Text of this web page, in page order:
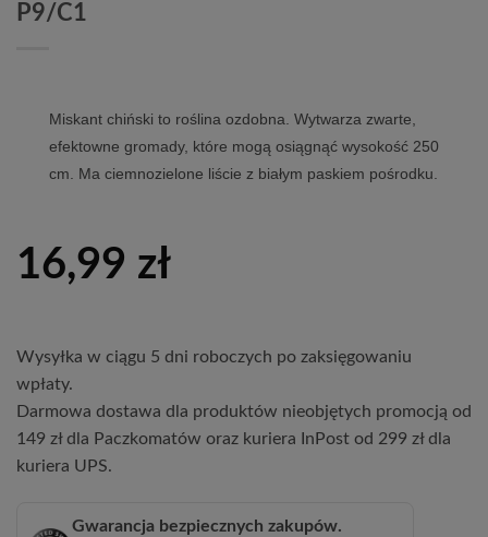
P9/C1
Miskant chiński to roślina ozdobna. Wytwarza zwarte,
efektowne gromady, które mogą osiągnąć wysokość 250
cm. Ma ciemnozielone liście z białym paskiem pośrodku.
16,99 zł
Wysyłka w ciągu 5 dni roboczych po zaksięgowaniu
wpłaty.
Darmowa dostawa dla produktów nieobjętych promocją od
149 zł dla Paczkomatów oraz kuriera InPost od 299 zł dla
kuriera UPS.
Gwarancja bezpiecznych zakupów.